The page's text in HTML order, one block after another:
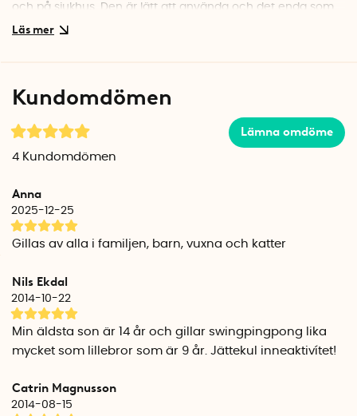
och på sjukhus. Den är lätt att använda och det enda som
behövs är ett pingisracket (ingår ej) att spela med.
midjehöjd och testa olika slag. Bollen kommer alltid att
bollen igen med ratten på överdelen (veva medsols).
Swing Ping Pong är ett patenterat svenskt tränings- och
rehabiliteringsredskap utvecklat av Marie Paulson. Swing
Ping Pong tillverkas i Sverige.
2st kardborrefästen medföljer.
Pingisbollen är utbytbar
Längd lina: ca 230 cm
Rekommenderad ålder: Från 3 år
Tillverkningsland: Sverige
Färg: Svart
Kundomdömen
Lämna omdöme
4 Kundomdömen
Anna
2025-12-25
Gillas av alla i familjen, barn, vuxna och katter
Nils Ekdal
2014-10-22
Min äldsta son är 14 år och gillar swingpingpong lika
mycket som lillebror som är 9 år. Jättekul inneaktivítet!
Catrin Magnusson
2014-08-15